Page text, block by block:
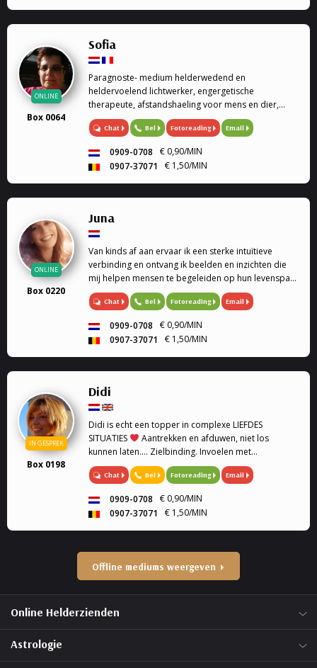
ONLINE
Box 0064
Sofia
Paragnoste- medium helderwedend en
heldervoelend lichtwerker, engergetische
therapeute, afstandshaeling voor mens en dier,
rouwverwerking, Ik ben een geboren lichtwerker,
heldervoelend en helderwedend, voel in op de
medium, energetische therapeute, reconnective
healing, afstandshealing voor mens en dier, bij elk
gesprek krijg je een healing door de trillingen van
mijn stem. Rouwverwerking, geen enkele vraag is me
vreemd. Ik werk met gidsen en de engelentherapie.
Ik kan ook de engelenkaarten voor je leggen. Liefs
Sofia
Chat Bel Fotoreading Email
0909-0708
€ 0,90/MIN
0907-37071
€ 1,50/MIN
ONLINE
Box 0220
Juna
Van kinds af aan ervaar ik een sterke intuïtieve
verbinding en ontvang ik beelden en inzichten die
mij helpen mensen te begeleiden op hun levenspad.
Als spiritueel begeleider werk ik met de
Lenormandkaarten,
Chat Bel Fotoreading Email
0909-0708
€ 0,90/MIN
0907-37071
€ 1,50/MIN
IN GESPREK
Box 0198
Didi
Didi is echt een topper in complexe LIEFDES
SITUATIES
Aantrekken en afduwen, niet los
kunnen laten.... Zielbinding. Invoelen met
geboortedatum en astrologie. Medium, Astrologe,
kaartleggen. Coach, Relatie Coach, Droomverklaring,
Helderwetend.
Chat Bel Fotoreading Email
0909-0708
€ 0,90/MIN
0907-37071
€ 1,50/MIN
Offline mediums weergeven
Online Helderzienden
Astrologie